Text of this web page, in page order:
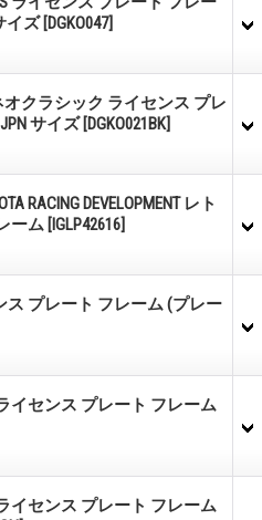
イズ [DGKO047]
オクラシック ライセンス プレ
サイズ [DGKO021BK]
RACING DEVELOPMENT レト
ーム [IGLP42616]
ス プレート フレーム (プレー
ライセンス プレート フレーム
ライセンス プレート フレーム